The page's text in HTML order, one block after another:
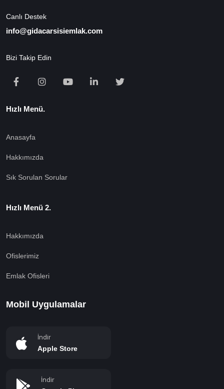
Canlı Destek
info@gidacarsisiemlak.com
Bizi Takip Edin
Hızlı Menü.
Anasayfa
Hakkımızda
Sık Sorulan Sorular
Hızlı Menü 2.
Hakkımızda
Ofislerimiz
Emlak Ofisleri
Mobil Uygulamalar
İndir
Apple Store
İndir